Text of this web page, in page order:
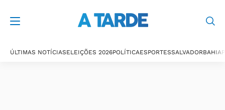
ÚLTIMAS NOTÍCIASELEIÇÕES 2026POLÍTICAESPORTESSALVADORBAHIA